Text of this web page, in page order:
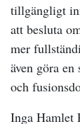
tillgängligt
att besluta
mer
även göra
och
Inga Hamlet